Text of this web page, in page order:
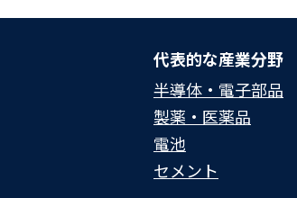
代表的な産業分野
半導体・電子部品
製薬・医薬品
電池
セメント